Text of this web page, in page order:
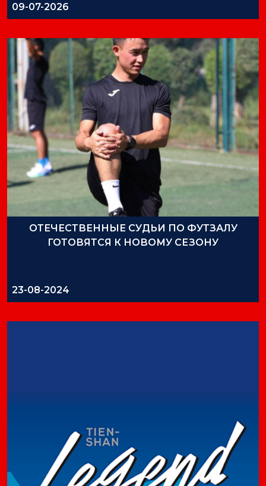
09-07-2026
ОТЕЧЕСТВЕННЫЕ СУДЬИ ПО ФУТЗАЛУ
ГОТОВЯТСЯ К НОВОМУ СЕЗОНУ
23-08-2024